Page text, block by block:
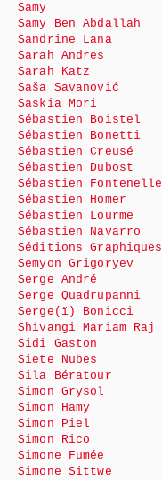
Samy
Samy Ben Abdallah
Sandrine Lana
Sarah Andres
Sarah Katz
Saša Savanović
Saskia Mori
Sébastien Boistel
Sébastien Bonetti
Sébastien Creusé
Sébastien Dubost
Sébastien Fontenelle
Sébastien Homer
Sébastien Lourme
Sébastien Navarro
Séditions Graphiques
Semyon Grigoryev
Serge André
Serge Quadrupanni
Serge(ï) Bonicci
Shivangi Mariam Raj
Sidi Gaston
Siete Nubes
Sila Bératour
Simon Grysol
Simon Hamy
Simon Piel
Simon Rico
Simone Fumée
Simone Sittwe